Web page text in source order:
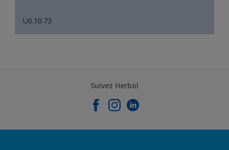
U0.10.73
Suivez Herbol